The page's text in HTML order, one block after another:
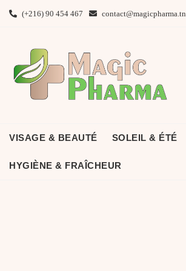
(+216) 90 454 467 contact@magicpharma.tn
VISAGE & BEAUTÉ SOLEIL & ÉTÉ
HYGIÈNE & FRAÎCHEUR